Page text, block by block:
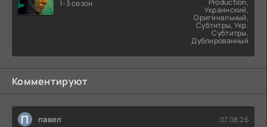
1-3 сезон Production,
Украинский,
Оригинальный,
Субтитры, Укр.
Субтитры,
Дублированный
Комментируют
П павел 07.08.26